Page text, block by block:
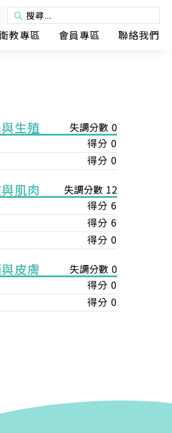
教專區 會員專區 聯絡我們
生殖 失調分數 0
得分 0
得分 0
肌肉 失調分數 12
得分 6
得分 6
得分 0
皮膚 失調分數 0
得分 0
得分 0